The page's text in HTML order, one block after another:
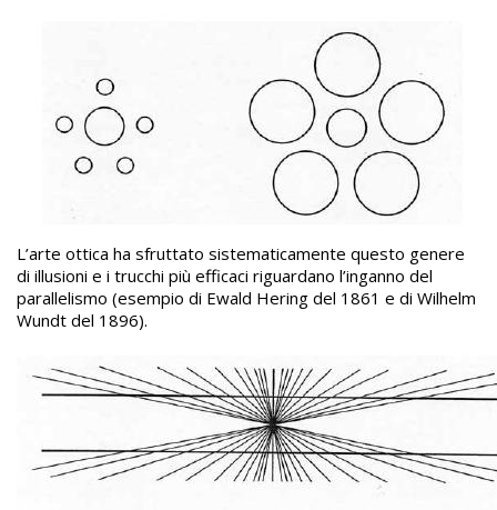
L’arte ottica ha sfruttato sistematicamente questo genere
di illusioni e i trucchi più efficaci riguardano l’inganno del
parallelismo (esempio di Ewald Hering del 1861 e di Wilhelm
Wundt del 1896).